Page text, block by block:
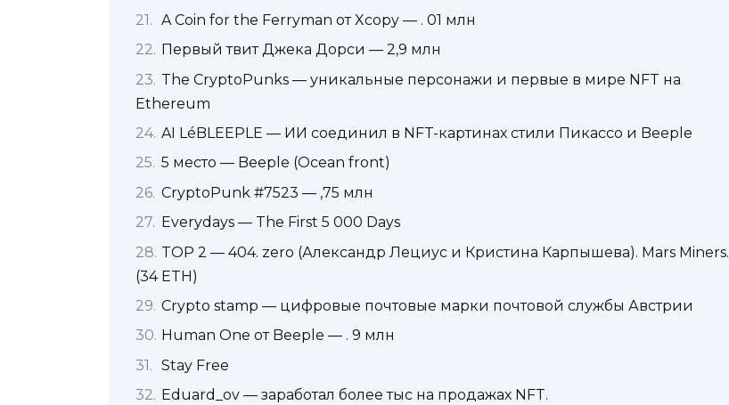
A Coin for the Ferryman от Xcopy — . 01 млн
Первый твит Джека Дорси — 2,9 млн
The CryptoPunks — уникальные персонажи и первые в мире NFT на
Ethereum
AI LéBLEEPLE — ИИ соединил в NFT-картинах стили Пикассо и Beeple
5 место — Beeple (Ocean front)
CryptoPunk #7523 — ,75 млн
Everydays — The First 5 000 Days
TOP 2 — 404. zero (Александр Лециус и Кристина Карпышева). Mars Miners.
(34 ETH)
Crypto stamp — цифровые почтовые марки почтовой службы Австрии
Human One от Beeple — . 9 млн
Stay Free
Eduard_ov — заработал более тыс на продажах NFT.